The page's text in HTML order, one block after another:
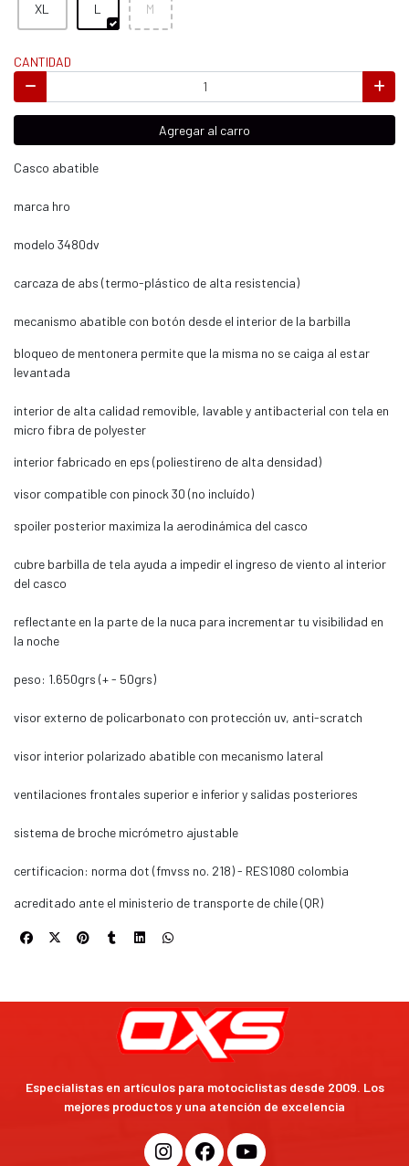
XL L M
CANTIDAD
Agregar al carro
Casco abatible
marca hro
modelo 3480dv
carcaza de abs (termo-plástico de alta resistencia)
mecanismo abatible con botón desde el interior de la barbilla
bloqueo de mentonera permite que la misma no se caiga al estar
levantada
interior de alta calidad removible, lavable y antibacterial con tela en
micro fibra de polyester
interior fabricado en eps (poliestireno de alta densidad)
visor compatible con pinock 30 (no incluído)
spoiler posterior maximiza la aerodinámica del casco
cubre barbilla de tela ayuda a impedir el ingreso de viento al interior
del casco
reflectante en la parte de la nuca para incrementar tu visibilidad en
la noche
peso: 1.650grs (+ - 50grs)
visor externo de policarbonato con protección uv, anti-scratch
visor interior polarizado abatible con mecanismo lateral
ventilaciones frontales superior e inferior y salidas posteriores
sistema de broche micrómetro ajustable
certificacion: norma dot (fmvss no. 218) - RES1080 colombia
acreditado ante el ministerio de transporte de chile (QR)
Especialistas en artículos para motociclistas desde 2009. Los
mejores productos y una atención de excelencia